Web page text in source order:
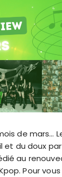
de mars…
et du doux
au
Pour